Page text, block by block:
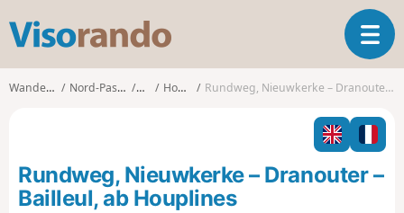
s
o
o
T
o
g
l
n
a
Wanderungen Nord-Pas-de-Calais NordHouplines Rundweg, Nieuwkerke – Dranouter – Bailleul, ab Houplines
Rundweg, Nieuwkerke – Dranouter –
Bailleul, ab Houplines